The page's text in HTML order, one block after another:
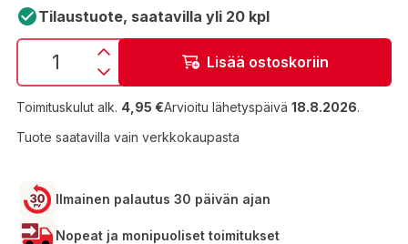
Tilaustuote, saatavilla yli 20 kpl
Lisää ostoskoriin
Toimituskulut alk. 4,95 €Arvioitu lähetyspäivä 18.8.2026.
Tuote saatavilla vain verkkokaupasta
Ilmainen palautus 30 päivän ajan
Nopeat ja monipuoliset toimitukset